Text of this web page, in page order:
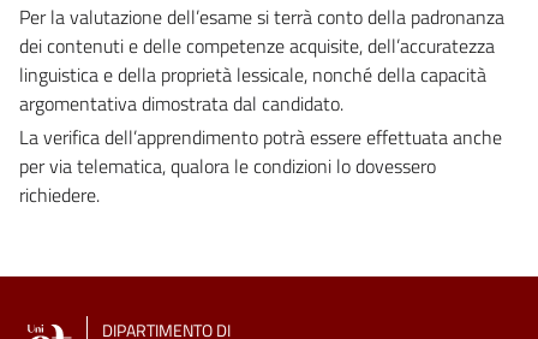
Per la valutazione dell’esame si terrà conto della padronanza
dei contenuti e delle competenze acquisite, dell’accuratezza
linguistica e della proprietà lessicale, nonché della capacità
argomentativa dimostrata dal candidato.
La verifica dell’apprendimento potrà essere effettuata anche
per via telematica, qualora le condizioni lo dovessero
richiedere.
DIPARTIMENTO DI